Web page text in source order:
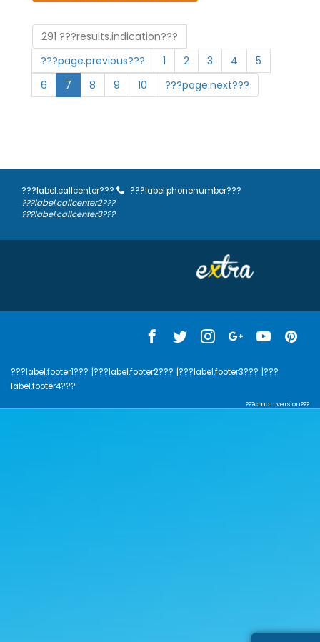
291 ???results.indication???
???page.previous???
1 2 3 4
5
6
7 8 9 10 ???page.next???
???label.callcenter???
???label.phonenumber???
???label.callcenter2???
???label.callcenter3???
???label.footer1??? |???label.footer2??? |???label.footer3??? |???
label.footer4???
???cman.version???